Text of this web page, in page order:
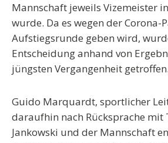
Mannschaft jeweils Vizemeister
wurde. Da es wegen der Corona-
Aufstiegsrunde geben wird,
Entscheidung anhand von
jüngsten Vergangenheit getroffen.
Guido Marquardt, sportlicher
daraufhin nach Rücksprache mit
Jankowski und der Mannschaft